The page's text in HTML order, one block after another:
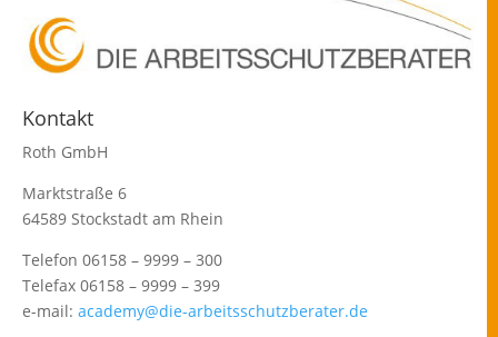
Kontakt
Roth GmbH
Marktstraße 6
64589 Stockstadt am Rhein
Telefon 06158 – 9999 – 300
Telefax 06158 – 9999 – 399
e-mail: academy@die-arbeitsschutzberater.de